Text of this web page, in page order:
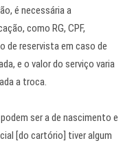
é necessária a
como RG, CPF,
reservista em caso de
e o valor do serviço varia
a troca.
ser a de nascimento e
[do cartório] tiver algum